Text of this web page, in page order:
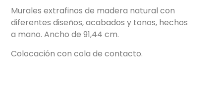
Murales extrafinos de madera natural con
diferentes diseños, acabados y tonos, hechos
a mano. Ancho de 91,44 cm.
Colocación con cola de contacto.